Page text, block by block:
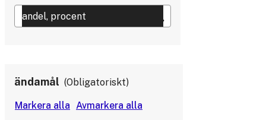
ändamål Obligatoriskt